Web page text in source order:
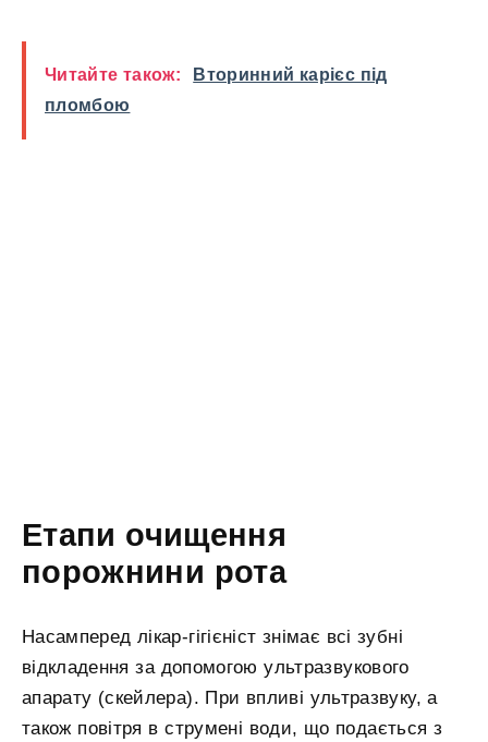
Читайте також:
Вторинний карієс під
пломбою
Етапи очищення
порожнини рота
Насамперед лікар-гігієніст знімає всі зубні
відкладення за допомогою ультразвукового
апарату (скейлера). При впливі ультразвуку, а
також повітря в струмені води, що подається з